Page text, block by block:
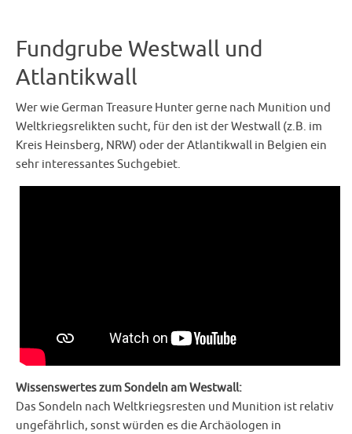
Fundgrube Westwall und
Atlantikwall
Wer wie German Treasure Hunter gerne nach Munition und
Weltkriegsrelikten sucht, für den ist der Westwall (z.B. im
Kreis Heinsberg, NRW) oder der Atlantikwall in Belgien ein
sehr interessantes Suchgebiet.
Wissenswertes zum Sondeln am Westwall:
Das Sondeln nach Weltkriegsresten und Munition ist relativ
ungefährlich, sonst würden es die Archäologen in